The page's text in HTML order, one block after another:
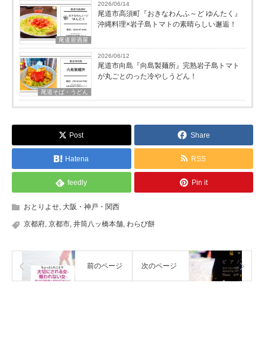
尾道居酒屋
2026/06/14
尾道市高須町『おきなわんふ～ど ゆんたく』
沖縄料理×岩子島トマトの素晴らしい邂逅！
尾道そば・うどん
2026/06/12
尾道市向島『向島製麺所』完熟岩子島トマト
が丸ごとのった冷やしうどん！
Post Share
Hatena RSS
feedly Pin it
おとりよせ, 大阪・神戸・関西
京都府, 京都市, 井筒八ッ橋本舗, わらび餅
前のページ 次のページ